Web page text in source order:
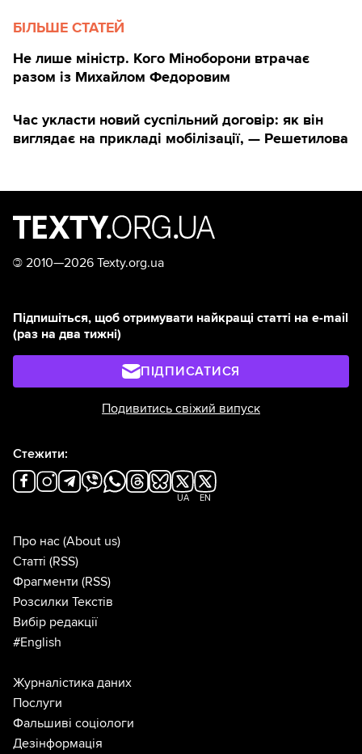
БІЛЬШЕ СТАТЕЙ
Не лише міністр. Кого Міноборони втрачає
разом із Михайлом Федоровим
Час укласти новий суспільний договір: як він
виглядає на прикладі мобілізації, — Решетилова
© 2010—2026 Texty.org.ua
Підпишіться, щоб отримувати найкращі статті на e-mail
(раз на два тижні)
ПІДПИСАТИСЯ
Подивитись свіжий випуск
Стежити:
UA EN
Про нас (About us)
Статті (RSS)
Фрагменти (RSS)
Розсилки Текстів
Вибір редакції
#English
Журналістика даних
Послуги
Фальшиві соціологи
Дезінформація